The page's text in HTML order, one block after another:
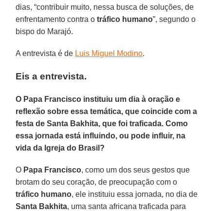
dias, “contribuir muito, nessa busca de soluções, de
enfrentamento contra otráfico humano”, segundo o
bispo do Marajó.
A entrevista é de Luis Miguel Modino.
Eis a entrevista.
O Papa Francisco instituiu um dia à oração e
reflexão sobre essa temática, que coincide com a
festa de Santa Bakhita, que foi traficada. Como
essa jornada está influindo, ou pode influir, na
vida da Igreja do Brasil?
O Papa Francisco, como um dos seus gestos que
brotam do seu coração, de preocupação com o
tráfico humano, ele instituiu essa jornada, no dia de
Santa Bakhita, uma santa africana traficada para